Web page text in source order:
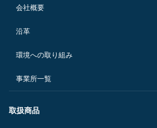
会社概要
沿革
環境への取り組み
事業所一覧
取扱商品